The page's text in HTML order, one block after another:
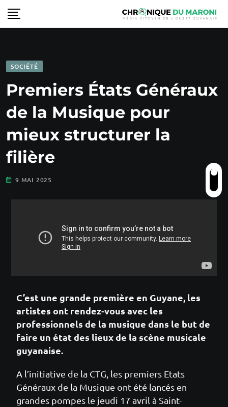
SOCIÉTÉ
Premiers États Généraux
de la Musique pour
mieux structurer la
filière
9 MAI 2025
C’est une grande première en Guyane, les
artistes ont rendez-vous avec les
professionnels de la musique dans le but de
faire un état des lieux de la scène musicale
guyanaise.
A l’initiative de la CTG, les premiers Etats
Généraux de la Musique ont été lancés en
grandes pompes le jeudi 17 avril à Saint-